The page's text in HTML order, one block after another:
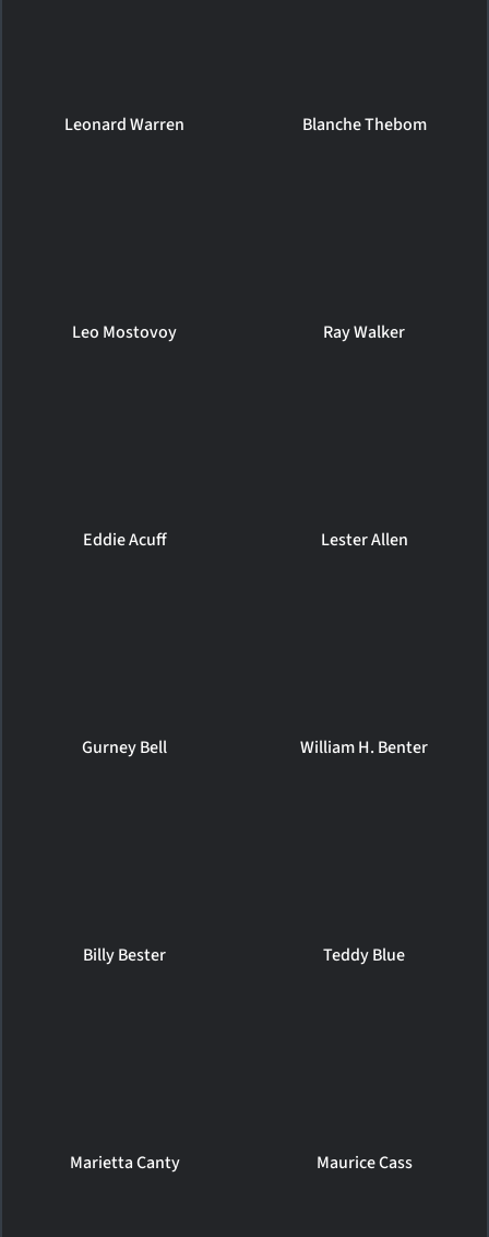
Leonard Warren Blanche Thebom
Leo Mostovoy Ray Walker
Eddie Acuff Lester Allen
Gurney Bell William H. Benter
Billy Bester Teddy Blue
Marietta Canty Maurice Cass